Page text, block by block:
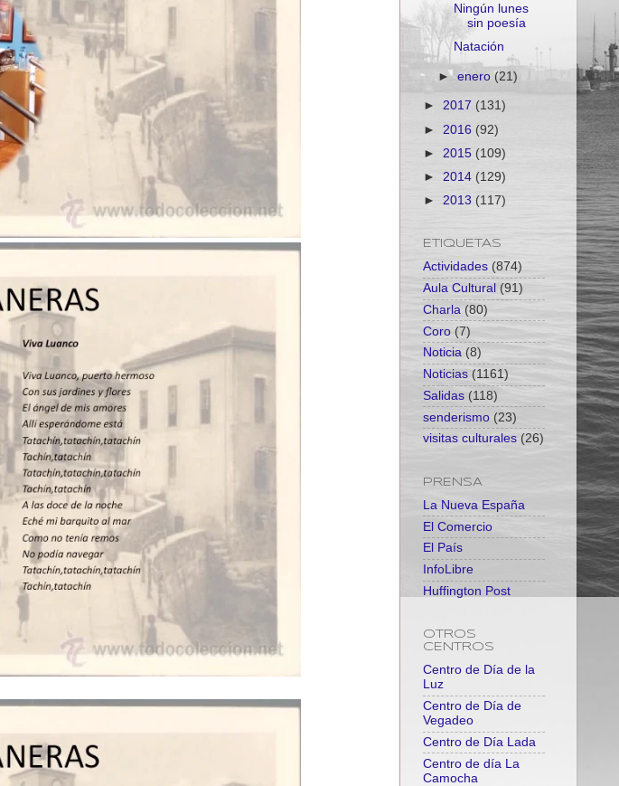
Ningún lunes
sin poesía
Natación
►enero(21)
► 2017 (131)
► 2016 (92)
► 2015 (109)
► 2014 (129)
► 2013 (117)
ETIQUETAS
Actividades (874)
Aula Cultural (91)
Charla (80)
Coro (7)
Noticia (8)
Noticias (1161)
Salidas (118)
senderismo (23)
visitas culturales (26)
PRENSA
La Nueva España
El Comercio
El País
InfoLibre
Huffington Post
OTROS
CENTROS
Centro de Día de la
Luz
Centro de Día de
Vegadeo
Centro de Día Lada
Centro de día La
Camocha